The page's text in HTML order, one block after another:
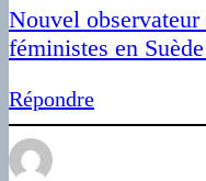
Nouvel
féministes en
Répondre